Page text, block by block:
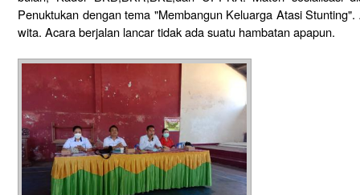
Penuktukan dengan tema "Membangun Keluarga Atasi
wita. Acara berjalan lancar tidak ada suatu hambatan apapun.